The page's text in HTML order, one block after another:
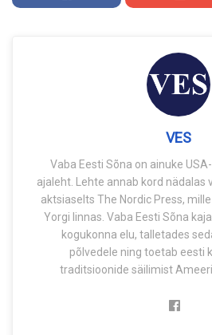
VES
Vaba Eesti Sõna on ainuke
ajaleht. Lehte annab kord nädalas
aktsiaselts The Nordic Press,
Yorgi linnas. Vaba Eesti Sõna
kogukonna elu, talletades
põlvedele ning toetab eesti
traditsioonide säilimist